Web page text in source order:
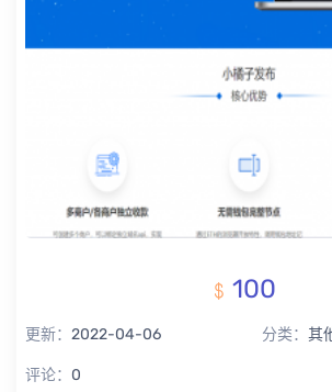
100
更新： 2022-04-06 分类： 其
评论： 0